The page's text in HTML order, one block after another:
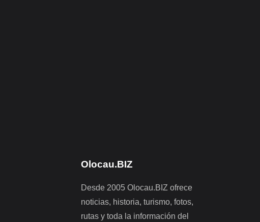
Olocau.BIZ
Desde 2005 Olocau.BIZ ofrece
noticias, historia, turismo, fotos,
rutas y toda la información del